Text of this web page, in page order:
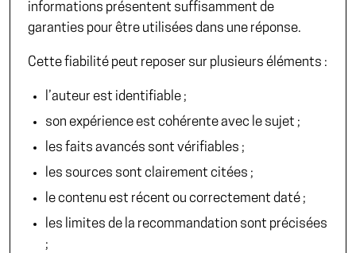
informations présentent suffisamment de
garanties pour être utilisées dans une réponse.
Cette fiabilité peut reposer sur plusieurs éléments :
l’auteur est identifiable ;
son expérience est cohérente avec le sujet ;
les faits avancés sont vérifiables ;
les sources sont clairement citées ;
le contenu est récent ou correctement daté ;
les limites de la recommandation sont précisées
;